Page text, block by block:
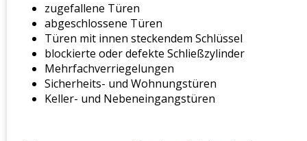
zugefallene Türen
abgeschlossene Türen
Türen mit innen steckendem Schlüssel
blockierte oder defekte Schließzylinder
Mehrfachverriegelungen
Sicherheits- und Wohnungstüren
Keller- und Nebeneingangstüren